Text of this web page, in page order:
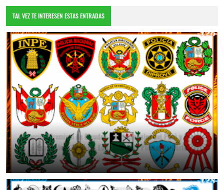
TAL VEZ TE INTERESEN ESTAS ENTRADAS
Colección Premium de Escudos Institucionales del Perú y Fuerzas
Especiales | Vectores Editables para Plotter de Corte
July 25, 2026